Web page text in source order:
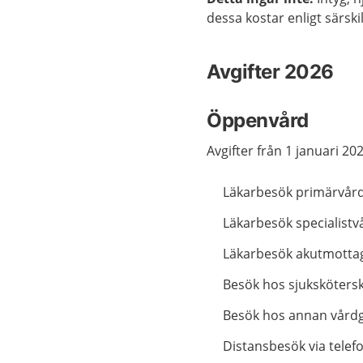
dessa kostar enligt
Avgifter 2026
Öppenvård
Avgifter från 1 januari
Läkarbesök
Läkarbesök
Läkarbesök
Besök hos
Besök hos annan
Distansbesök via